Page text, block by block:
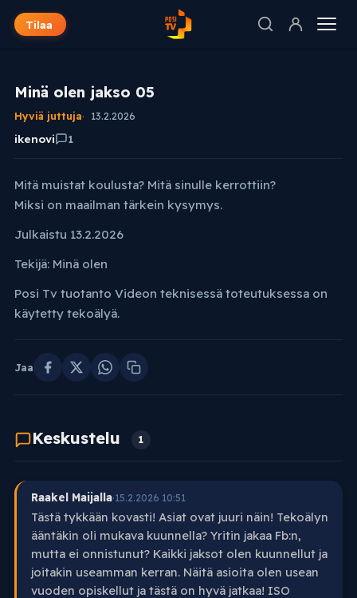
Tilaa
Minä olen jakso 05
Hyviä juttuja 13.2.2026
ikenovi 1
Mitä muistat koulusta? Mitä sinulle kerrottiin?
Miksi on maailman tärkein kysymys.
Julkaistu 13.2.2026
Tekijä: Minä olen
Posi Tv tuotanto Videon teknisessä toteutuksessa on
käytetty tekoälyä.
Jaa
Keskustelu 1
Raakel Maijalla·15.2.2026 10:51
Tästä tykkään kovasti! Asiat ovat juuri näin! Tekoälyn
ääntäkin oli mukava kuunnella? Yritin jakaa Fb:n,
mutta ei onnistunut? Kaikki jaksot olen kuunnellut ja
joitakin useamman kerran. Näitä asioita olen usean
vuoden opiskellut ja tästä on hyvä jatkaa! ISO